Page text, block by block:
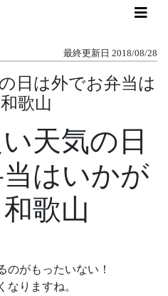
最終更新日 2018/08/28
日は外でお弁当は
歌山
天気の日
はいかが
歌山
のがもったいない！
なりますね。